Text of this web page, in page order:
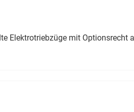
Elektrotriebzüge mit Optionsrecht